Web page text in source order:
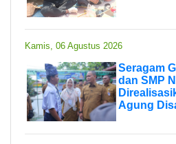
Kamis, 06 Agustus 2026
Seragam
dan SMP
Agung